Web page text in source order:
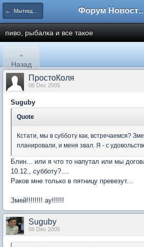
← Мытищи, Сукромка 21 Форум
пиво, рыбалка и все такое
«
Назад
ПростоКоля
06 Dec 2005
Suguby
Quote
Кстати, мы в субботу как, встречаемся?
планировали, и меня звал. Я - с
Блин... или я что то напутал или мы
10.12., субботу?....
Раков мне только в пятницу превезут...
Змей!!!!!!!! ау!!!!!!
Suguby
06 Dec 2005